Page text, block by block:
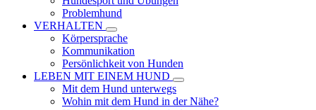
Problemhund
VERHALTEN
Körpersprache
Kommunikation
Persönlichkeit von Hunden
LEBEN MIT EINEM HUND
Mit dem Hund unterwegs
Wohin mit dem Hund in der Nähe?